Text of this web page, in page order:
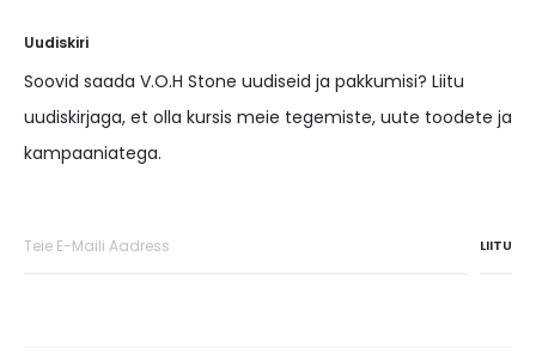
Uudiskiri
Soovid saada V.O.H Stone uudiseid ja pakkumisi? Liitu
uudiskirjaga, et olla kursis meie tegemiste, uute toodete ja
kampaaniatega.